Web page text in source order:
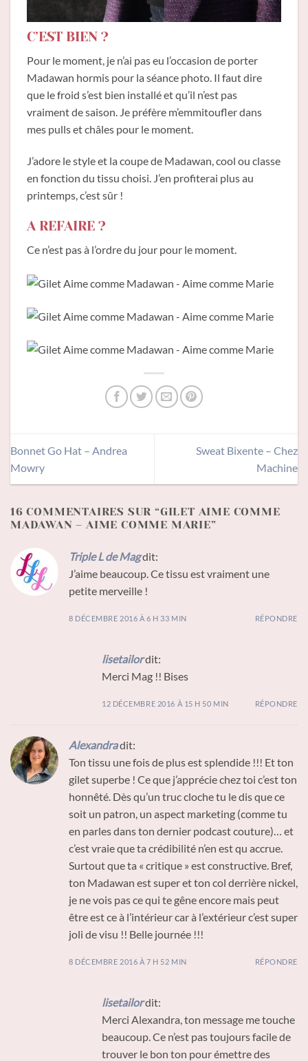
C’EST BIEN ?
Pour le moment, je n’ai pas eu l’occasion de porter
Madawan hormis pour la séance photo. Il faut dire
que le froid s’est bien installé et qu’il n’est pas
vraiment de saison. Je préfère m’emmitoufler dans
mes pulls et châles pour le moment.
J’adore le style et la coupe de Madawan, cool ou classe
en fonction du tissu choisi. J’en profiterai plus au
printemps, c’est sûr !
A REFAIRE ?
Ce n’est pas à l’ordre du jour pour le moment.
Bonnet Go Hat – Andrea
Mowry
Sweat Bixente – Chez
Machine
16 COMMENTAIRES SUR “GILET AIME COMME
MADAWAN – AIME COMME MARIE”
Triple L de Magdit:
J’aime beaucoup. Ce tissu est vraiment une
petite merveille !
8 DÉCEMBRE 2016 À 6 H 33 MIN RÉPONDRE
lisetailordit:
Merci Mag !! Bises
12 DÉCEMBRE 2016 À 15 H 50 MIN RÉPONDRE
Alexandradit:
Ton tissu une fois de plus est splendide !!! Et ton
gilet superbe ! Ce que j’apprécie chez toi c’est ton
honnêté. Dès qu’un truc cloche tu le dis que ce
soit un patron, un aspect marketing (comme tu
en parles dans ton dernier podcast couture)… et
c’est vraie que ta crédibilité n’en est qu accrue.
Surtout que ta « critique » est constructive. Bref,
ton Madawan est super et ton col derrière nickel,
je ne vois pas ce qui te gêne encore mais peut
être est ce à l’intérieur car à l’extérieur c’est super
joli de visu !! Belle journée !!!
8 DÉCEMBRE 2016 À 7 H 52 MIN RÉPONDRE
lisetailordit:
Merci Alexandra, ton message me touche
beaucoup. Ce n’est pas toujours facile de
trouver le bon ton pour émettre des